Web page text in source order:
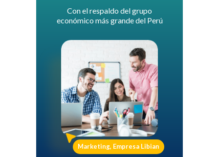
Con el respaldo del grupo
económico más grande del Perú
Marketing, Empresa Libian